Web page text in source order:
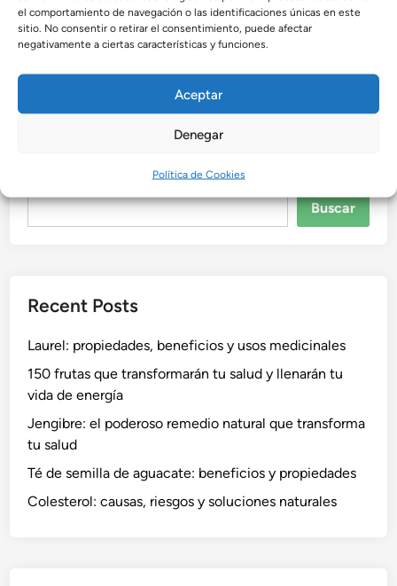
el comportamiento de navegación o las identificaciones únicas en este
sitio. No consentir o retirar el consentimiento, puede afectar
negativamente a ciertas características y funciones.
Aceptar
Denegar
Política de Cookies
e
n
tomate puede mejorar tu salud cardiovascular,
fortalecer tu sistema inmunológico y proteger tu
vista, entre muchos otros beneficios.
agosto 3, 2025
Buscar
Recent Posts
Laurel: propiedades, beneficios y usos medicinales
150 frutas que transformarán tu salud y llenarán tu
vida de energía
Jengibre: el poderoso remedio natural que transforma
tu salud
Té de semilla de aguacate: beneficios y propiedades
Colesterol: causas, riesgos y soluciones naturales